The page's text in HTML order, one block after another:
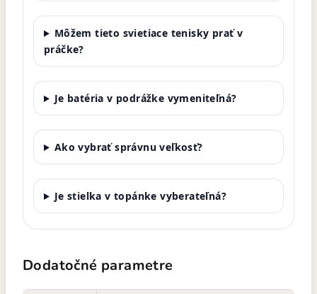
Môžem tieto svietiace tenisky prať v
práčke?
Je batéria v podrážke vymeniteľná?
Ako vybrať správnu veľkosť?
Je stielka v topánke vyberateľná?
Dodatočné parametre